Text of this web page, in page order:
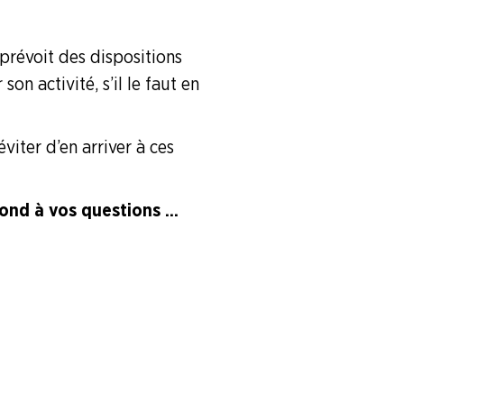
des dispositions
activité, s’il le faut en
d’en arriver à ces
à vos questions ...